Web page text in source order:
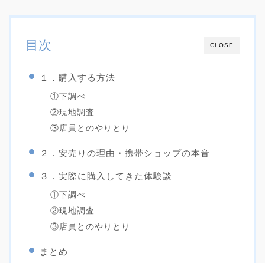
CLOSE
目次
１．購入する方法
①下調べ
②現地調査
③店員とのやりとり
２．安売りの理由・携帯ショップの本音
３．実際に購入してきた体験談
①下調べ
②現地調査
③店員とのやりとり
まとめ